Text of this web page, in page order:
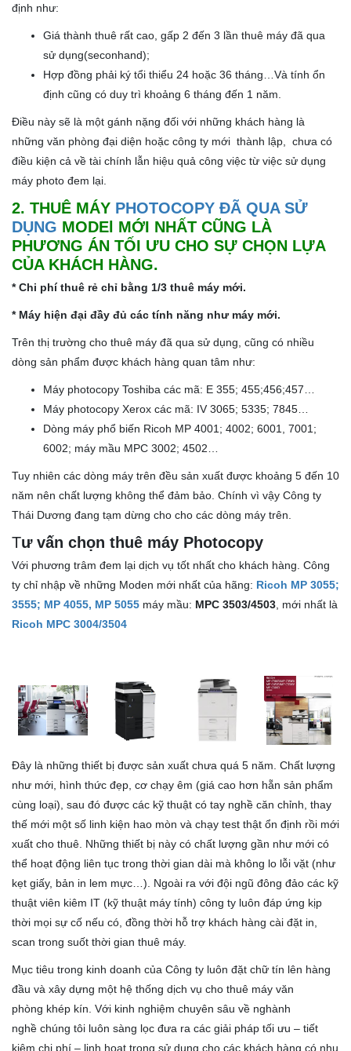
định như:
Giá thành thuê rất cao, gấp 2 đến 3 lần thuê máy đã qua
sử dụng(seconhand);
Hợp đồng phải ký tổi thiểu 24 hoặc 36 tháng…Và tính ổn
định cũng có duy trì khoảng 6 tháng đến 1 năm.
Điều này sẽ là một gánh nặng đối với những khách hàng là
những văn phòng đại diện hoặc công ty mới thành lập, chưa có
điều kiện cả về tài chính lẫn hiệu quả công việc từ việc sử dụng
máy photo đem lại.
2. THUÊ MÁY PHOTOCOPY ĐÃ QUA SỬ
DỤNG MODEl MỚI NHẤT CŨNG LÀ
PHƯƠNG ÁN TỐI ƯU CHO SỰ CHỌN LỰA
CỦA KHÁCH HÀNG.
* Chi phí thuê rẻ chỉ bằng 1/3 thuê máy mới.
* Máy hiện đại đầy đủ các tính năng như máy mới.
Trên thị trường cho thuê máy đã qua sử dụng, cũng có nhiều
dòng sản phẩm được khách hàng quan tâm như:
Máy photocopy Toshiba các mã: E 355; 455;456;457…
Máy photocopy Xerox các mã: IV 3065; 5335; 7845…
Dòng máy phổ biến Ricoh MP 4001; 4002; 6001, 7001;
6002; máy mầu MPC 3002; 4502…
Tuy nhiên các dòng máy trên đều sản xuất được khoảng 5 đến 10
năm nên chất lượng không thể đảm bảo. Chính vì vậy Công ty
Thái Dương đang tạm dừng cho cho các dòng máy trên.
Tư vấn chọn thuê máy Photocopy
Với phương trâm đem lại dịch vụ tốt nhất cho khách hàng. Công
ty chỉ nhập về những Moden mới nhất của hãng: Ricoh MP 3055;
3555; MP 4055, MP 5055 máy mầu: MPC 3503/4503 , mới nhất là
Ricoh MPC 3004/3504
Đây là những thiết bị được sản xuất chưa quá 5 năm. Chất lượng
như mới, hình thức đẹp, cơ chạy êm (giá cao hơn hẵn sản phẩm
cùng loại), sau đó được các kỹ thuật có tay nghề căn chỉnh, thay
thế mới một số linh kiện hao mòn và chạy test thật ổn định rồi mới
xuất cho thuê. Những thiết bị này có chất lượng gần như mới có
thể hoạt động liên tục trong thời gian dài mà không lo lỗi vặt (như
kẹt giấy, bản in lem mực…). Ngoài ra với đội ngũ đông đảo các kỹ
thuật viên kiêm IT (kỹ thuật máy tính) công ty luôn đáp ứng kịp
thời mọi sự cố nếu có, đồng thời hỗ trợ khách hàng cài đặt in,
scan trong suốt thời gian thuê máy.
Mục tiêu trong kinh doanh của Công ty luôn đặt chữ tín lên hàng
đầu và xây dựng một hệ thống dịch vụ cho thuê máy văn
phòng khép kín. Với kinh nghiệm chuyên sâu về nghành
nghề chúng tôi luôn sàng lọc đ­ưa ra các giải pháp tối ­ưu – tiết
kiệm chi phí – linh hoạt trong sử dụng cho các khách hàng có nhu